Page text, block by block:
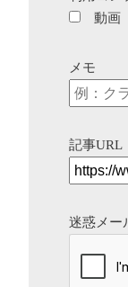
動画
メモ
記事URL
迷惑メー